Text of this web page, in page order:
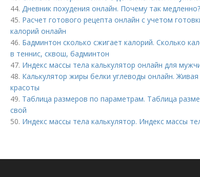
44. Дневник похудения онлайн. Почему так медленно?
45. Расчет готового рецепта онлайн с учетом
калорий онлайн
46. Бадминтон сколько сжигает калорий. Сколько
в теннис, сквош, бадминтон
47. Индекс массы тела калькулятор онлайн для
48. Калькулятор жиры белки углеводы онлайн.
красоты
49. Таблица размеров по параметрам. Таблица
свой
50. Индекс массы тела калькулятор. Индекс массы